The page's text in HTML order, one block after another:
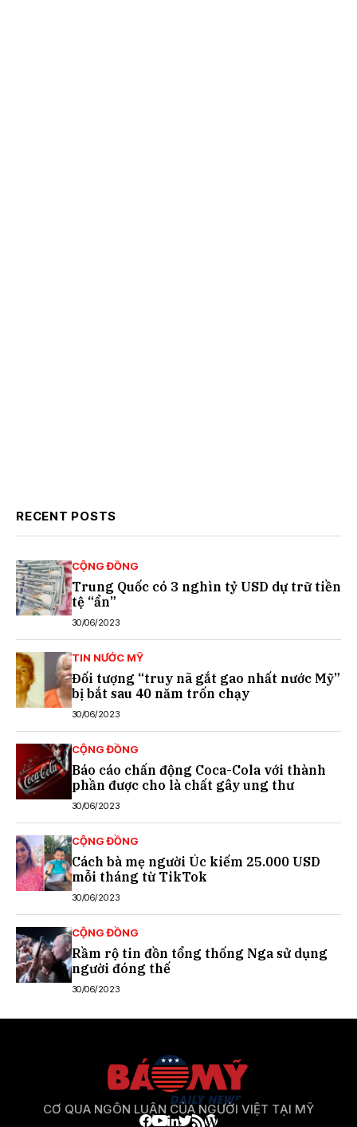
RECENT POSTS
CỘNG ĐỒNG
Trung Quốc có 3 nghìn tỷ USD dự trữ tiền
tệ “ẩn”
30/06/2023
TIN NƯỚC MỸ
Đối tượng “truy nã gắt gao nhất nước Mỹ”
bị bắt sau 40 năm trốn chạy
30/06/2023
CỘNG ĐỒNG
Báo cáo chấn động Coca-Cola với thành
phần được cho là chất gây ung thư
30/06/2023
CỘNG ĐỒNG
Cách bà mẹ người Úc kiếm 25.000 USD
mỗi tháng từ TikTok
30/06/2023
CỘNG ĐỒNG
Rầm rộ tin đồn tổng thống Nga sử dụng
người đóng thế
30/06/2023
CƠ QUA NGÔN LUẬN CỦA NGƯỜI VIỆT TẠI MỸ